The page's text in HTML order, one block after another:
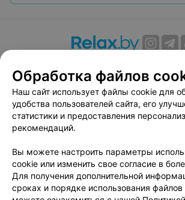
Вакансии
Публичный договор
Публичный договор по
«Афиша»
Пользовательское
Связаться по вопросам
Написать руководителю
Персональные настройки
Обработка файлов
Наш сайт использует файлы cookie для
удобства пользователей сайта, его
статистики и предоставления
рекомендаций.
Вы можете настроить параметры
cookie или изменить свое согласие в
Для получения дополнительной
сроках и порядке использования